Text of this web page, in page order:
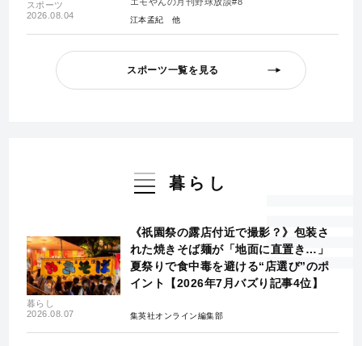
スポーツ
2026.08.04
江本孟紀
スポーツ一覧を見る
暮らし
暮らし
2026.08.07
《祇園祭の露店付近で撮影？》包装さ
れた焼きそば麺が「地面に直置き…」
夏祭りで食中毒を避ける“店選び”のポ
イント【2026年7月バズり記事4位】
集英社オンライン編集部